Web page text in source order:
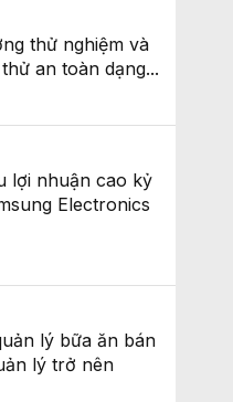
thử nghiệm và
an toàn dạng...
lợi nhuận cao kỷ
Electronics
lý bữa ăn bán
lý trở nên